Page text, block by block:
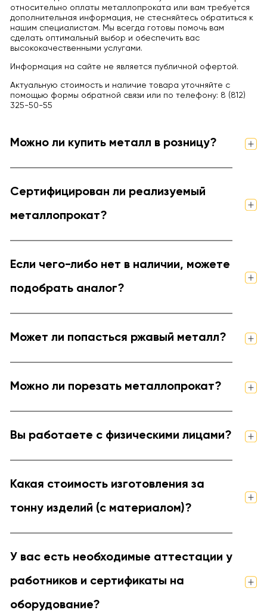
относительно оплаты металлопроката или вам требуется
дополнительная информация, не стесняйтесь обратиться к
нашим специалистам. Мы всегда готовы помочь вам
сделать оптимальный выбор и обеспечить вас
высококачественными услугами.
Информация на сайте не является публичной офертой.
Актуальную стоимость и наличие товара уточняйте с
помощью формы обратной связи или по телефону: 8 (812)
325-50-55
Можно ли купить металл в розницу?
Сертифицирован ли реализуемый
металлопрокат?
Если чего-либо нет в наличии, можете
подобрать аналог?
Может ли попасться ржавый металл?
Можно ли порезать металлопрокат?
Вы работаете с физическими лицами?
Какая стоимость изготовления за
тонну изделий (с материалом)?
У вас есть необходимые аттестации у
работников и сертификаты на
оборудование?